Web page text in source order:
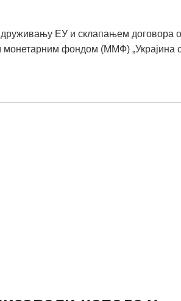
ЕУ и склапањем договора о
фондом (ММФ) „Украјина